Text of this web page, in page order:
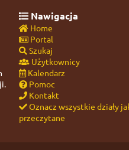
Nawigacja
Home
Portal
Szukaj
Użytkownicy
Kalendarz
Pomoc
Kontakt
Oznacz wszystkie działy
przeczytane